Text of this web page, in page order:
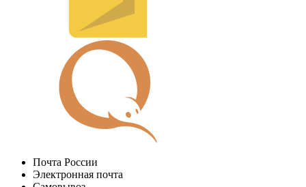
Почта России
Электронная почта